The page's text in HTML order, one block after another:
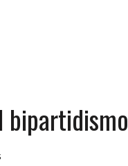
bipartidismo